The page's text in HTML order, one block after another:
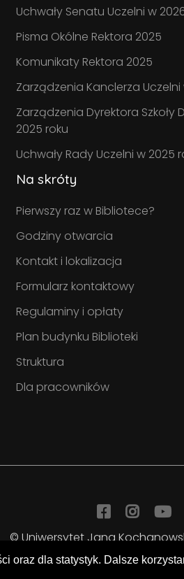
Uchwały Senatu Uczelni w
Pisma Okólne Rektora 2025
Komunikaty Rektora 2025
Zarządzenia Kanclerza Uczelni
Zarządzenia Dyrektora Szkoły
2025 roku
Uchwały Rady Uczelni w 2025
Na skróty
Pierwszy raz w Bibliotece?
Godziny otwarcia
Kontakt i lokalizacja
Formularz kontaktowy
Regulaminy i opłaty
Plan budynku Biblioteki
Struktura
Dla pracowników
Facebook
© Uniwersytet Jana
Biblioteka
oraz dla statystyk. Dalsze